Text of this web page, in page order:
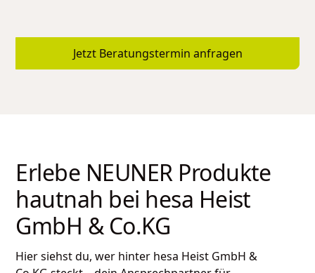
Jetzt Beratungstermin anfragen
Erlebe NEUNER Produkte
hautnah bei hesa Heist
GmbH & Co.KG
Hier siehst du, wer hinter hesa Heist GmbH &